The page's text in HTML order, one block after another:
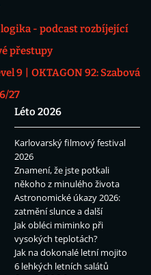
- podcast rozbíjející
přestupy
9
OKTAGON 92: Szabová
27
Léto 2026
Karlovarský filmový festival
2026
Znamení, že jste potkali
někoho z minulého života
Astronomické úkazy 2026:
zatmění slunce a další
Jak obléci miminko při
vysokých teplotách?
Jak na dokonalé letní mojito
6 lehkých letních salátů